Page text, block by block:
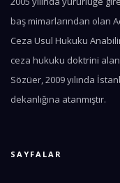
baş mimarlarından olan
Ceza Usul Hukuku
ceza hukuku doktrini
Sözüer, 2009 yılında
dekanlığına atanmıştır.
SAYFALAR